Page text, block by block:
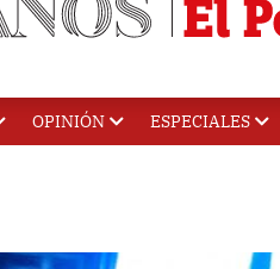
OPINIÓN ESPECIALES